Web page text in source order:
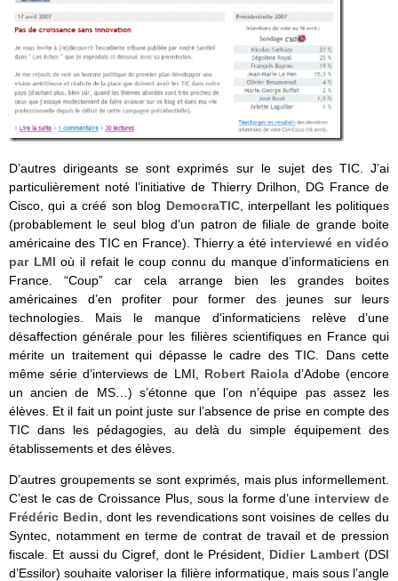
D’autres dirigeants se sont exprimés sur le sujet des TIC. J’ai
particulièrement noté l’initiative de Thierry Drilhon, DG France de
Cisco, qui a créé son blog DemocraTIC, interpellant les politiques
(probablement le seul blog d’un patron de filiale de grande boite
américaine des TIC en France). Thierry a été interviewé en vidéo
par LMI où il refait le coup connu du manque d’informaticiens en
France. “Coup” car cela arrange bien les grandes boites
américaines d’en profiter pour former des jeunes sur leurs
technologies. Mais le manque d’informaticiens relève d’une
désaffection générale pour les filières scientifiques en France qui
mérite un traitement qui dépasse le cadre des TIC. Dans cette
même série d’interviews de LMI, Robert Raiolad’Adobe (encore
un ancien de MS…) s’étonne que l’on n’équipe pas assez les
élèves. Et il fait un point juste sur l’absence de prise en compte des
TIC dans les pédagogies, au delà du simple équipement des
établissements et des élèves.
D’autres groupements se sont exprimés, mais plus informellement.
C’est le cas de Croissance Plus, sous la forme d’une interview de
Frédéric Bedin , dont les revendications sont voisines de celles du
Syntec, notamment en terme de contrat de travail et de pression
fiscale. Et aussi du Cigref, dont le Président, Didier Lambert(DSI
d’Essilor) souhaite valoriser la filière informatique, mais sous l’angle